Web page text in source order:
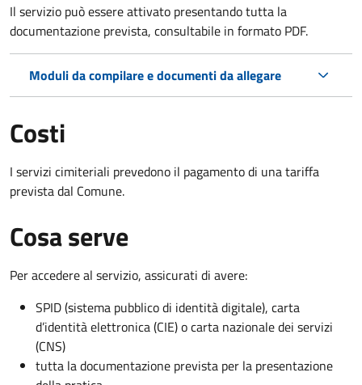
Il servizio può essere attivato presentando tutta la
documentazione prevista, consultabile in formato PDF.
Moduli da compilare e documenti da allegare
Costi
I servizi cimiteriali prevedono il pagamento di una tariffa
prevista dal Comune.
Cosa serve
Per accedere al servizio, assicurati di avere:
SPID (sistema pubblico di identità digitale), carta
d’identità elettronica (CIE) o carta nazionale dei servizi
(CNS)
tutta la documentazione prevista per la presentazione